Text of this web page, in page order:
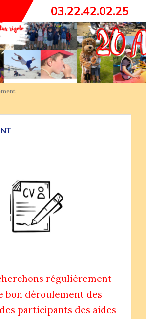
03.22.42.02.25
régulièrement
bon déroulement des
participants des aides